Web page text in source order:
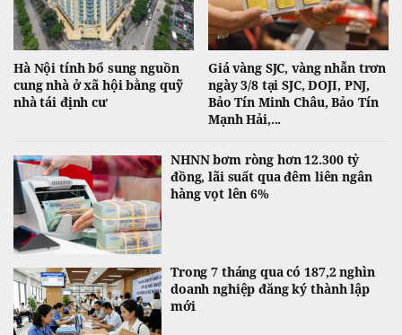
Hà Nội tính bổ sung nguồn
cung nhà ở xã hội bằng quỹ
nhà tái định cư
Giá vàng SJC, vàng nhẫn trơn
ngày 3/8 tại SJC, DOJI, PNJ,
Bảo Tín Minh Châu, Bảo Tín
Mạnh Hải,...
NHNN bơm ròng hơn 12.300 tỷ
đồng, lãi suất qua đêm liên ngân
hàng vọt lên 6%
Trong 7 tháng qua có 187,2 nghìn
doanh nghiệp đăng ký thành lập
mới